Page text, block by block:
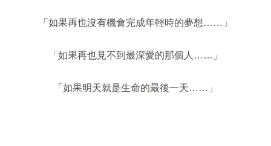
「如果再也沒有機會完成年輕時的夢想……」
「如果再也見不到最深愛的那個人……」
「如果明天就是生命的最後一天……」